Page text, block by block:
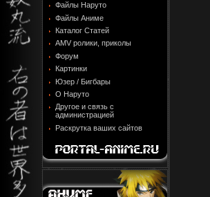
Файлы Наруто
Файлы Аниме
Каталог Статей
AMV ролики, приколы
Форум
Картинки
Юзер / Бигбары
О Наруто
Другое и связь с
администрацией
Раскрутка ваших сайтов